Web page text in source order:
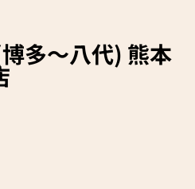
多～八代) 熊本